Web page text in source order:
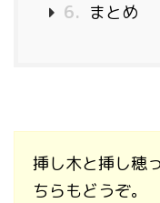
6. まとめ
挿し木と挿し穂
ちらもどうぞ。